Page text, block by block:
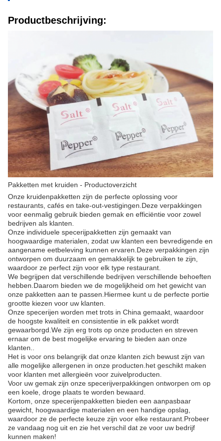
Productbeschrijving:
Pakketten met kruiden - Productoverzicht
Onze kruidenpakketten zijn de perfecte oplossing voor
restaurants, cafés en take-out-vestigingen.Deze verpakkingen
voor eenmalig gebruik bieden gemak en efficiëntie voor zowel
bedrijven als klanten.
Onze individuele specerijpakketten zijn gemaakt van
hoogwaardige materialen, zodat uw klanten een bevredigende en
aangename eetbeleving kunnen ervaren.Deze verpakkingen zijn
ontworpen om duurzaam en gemakkelijk te gebruiken te zijn,
waardoor ze perfect zijn voor elk type restaurant.
We begrijpen dat verschillende bedrijven verschillende behoeften
hebben.Daarom bieden we de mogelijkheid om het gewicht van
onze pakketten aan te passen.Hiermee kunt u de perfecte portie
grootte kiezen voor uw klanten.
Onze specerijen worden met trots in China gemaakt, waardoor
de hoogste kwaliteit en consistentie in elk pakket wordt
gewaarborgd.We zijn erg trots op onze producten en streven
ernaar om de best mogelijke ervaring te bieden aan onze
klanten..
Het is voor ons belangrijk dat onze klanten zich bewust zijn van
alle mogelijke allergenen in onze producten.het geschikt maken
voor klanten met allergieën voor zuivelproducten.
Voor uw gemak zijn onze specerijverpakkingen ontworpen om op
een koele, droge plaats te worden bewaard.
Kortom, onze specerijenpakketten bieden een aanpasbaar
gewicht, hoogwaardige materialen en een handige opslag,
waardoor ze de perfecte keuze zijn voor elke restaurant.Probeer
ze vandaag nog uit en zie het verschil dat ze voor uw bedrijf
kunnen maken!